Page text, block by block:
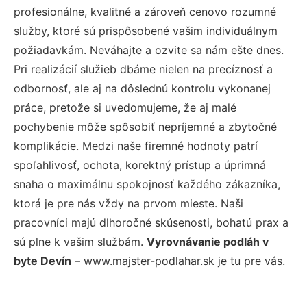
profesionálne, kvalitné a zároveň cenovo rozumné
služby, ktoré sú prispôsobené vašim individuálnym
požiadavkám. Neváhajte a ozvite sa nám ešte dnes.
Pri realizácií služieb dbáme nielen na precíznosť a
odbornosť, ale aj na dôslednú kontrolu vykonanej
práce, pretože si uvedomujeme, že aj malé
pochybenie môže spôsobiť nepríjemné a zbytočné
komplikácie. Medzi naše firemné hodnoty patrí
spoľahlivosť, ochota, korektný prístup a úprimná
snaha o maximálnu spokojnosť každého zákazníka,
ktorá je pre nás vždy na prvom mieste. Naši
pracovníci majú dlhoročné skúsenosti, bohatú prax a
sú plne k vašim službám. Vyrovnávanie podláh v
byte Devín – www.majster-podlahar.sk je tu pre vás.